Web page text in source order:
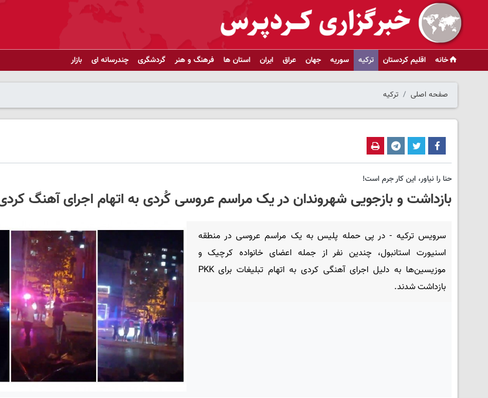
خانه اقلیم کردستان ترکیه سوریه جهان عراق ایران استان ها فرهنگ و هنر گردشگری چندرسانه ای بازار
صفحه اصلی ترکیه
حنا را نیاور، این کار جرم است!
بازداشت و بازجویی شهروندان در یک مراسم عروسی کُردی به اتهام اجرای آهنگ کردی
سرویس ترکیه - در پی حمله پلیس به یک مراسم عروسی در منطقه
اسنیورت استانبول، چندین نفر از جمله اعضای خانواده کرچیک و
موزیسین‌ها به دلیل اجرای آهنگی کردی به اتهام تبلیغات برای PKK
بازداشت شدند.